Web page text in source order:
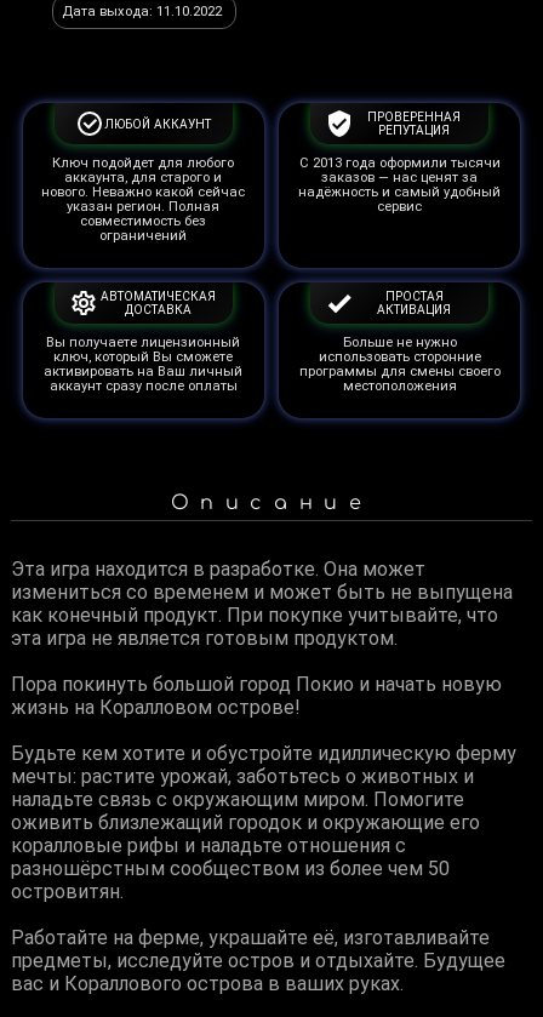
Дата выхода: 11.10.2022
ЛЮБОЙ АККАУНТ
Ключ подойдет для любого
аккаунта, для старого и
нового. Неважно какой сейчас
указан регион. Полная
совместимость без
ограничений
ПРОВЕРЕННАЯ
РЕПУТАЦИЯ
С 2013 года оформили тысячи
заказов — нас ценят за
надёжность и самый удобный
сервис
АВТОМАТИЧЕСКАЯ
ДОСТАВКА
Вы получаете лицензионный
ключ, который Вы сможете
активировать на Ваш личный
аккаунт сразу после оплаты
ПРОСТАЯ
АКТИВАЦИЯ
Больше не нужно
использовать сторонние
программы для смены своего
местоположения
Описание
Эта игра находится в разработке. Она может
измениться со временем и может быть не выпущена
как конечный продукт. При покупке учитывайте, что
эта игра не является готовым продуктом.
Пора покинуть большой город Покио и начать новую
жизнь на Коралловом острове!
Будьте кем хотите и обустройте идиллическую ферму
мечты: растите урожай, заботьтесь о животных и
наладьте связь с окружающим миром. Помогите
оживить близлежащий городок и окружающие его
коралловые рифы и наладьте отношения с
разношёрстным сообществом из более чем 50
островитян.
Работайте на ферме, украшайте её, изготавливайте
предметы, исследуйте остров и отдыхайте. Будущее
вас и Кораллового острова в ваших руках.